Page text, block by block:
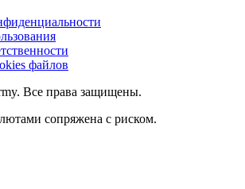
файлов
Все права защищены.
сопряжена с риском.